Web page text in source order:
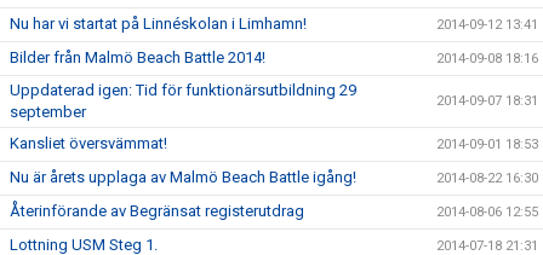
Nu har vi startat på Linnéskolan i Limhamn! 2014-09-12 13:41
Bilder från Malmö Beach Battle 2014! 2014-09-08 18:16
Uppdaterad igen: Tid för funktionärsutbildning 29
september
2014-09-07 18:31
Kansliet översvämmat! 2014-09-01 18:53
Nu är årets upplaga av Malmö Beach Battle igång! 2014-08-22 16:30
Återinförande av Begränsat registerutdrag 2014-08-06 12:55
Lottning USM Steg 1. 2014-07-18 21:31